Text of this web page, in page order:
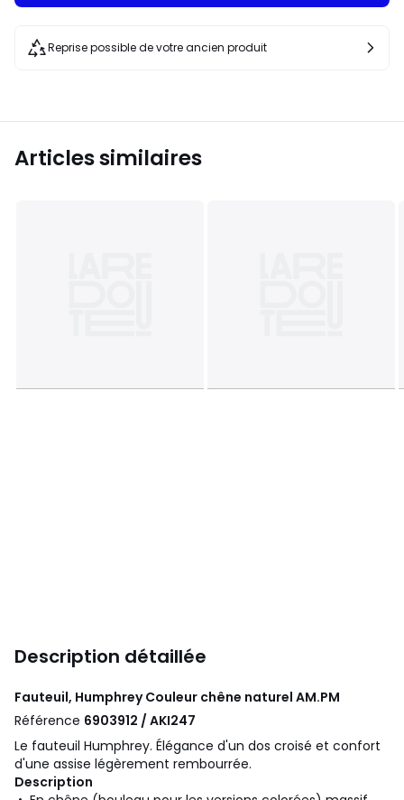
Reprise possible de votre ancien produit
Articles similaires
Description détaillée
Fauteuil, Humphrey Couleur chêne naturel AM.PM
Référence 6903912 / AKI247
Le fauteuil Humphrey. Élégance d'un dos croisé et confort
d'une assise légèrement rembourrée.
Description